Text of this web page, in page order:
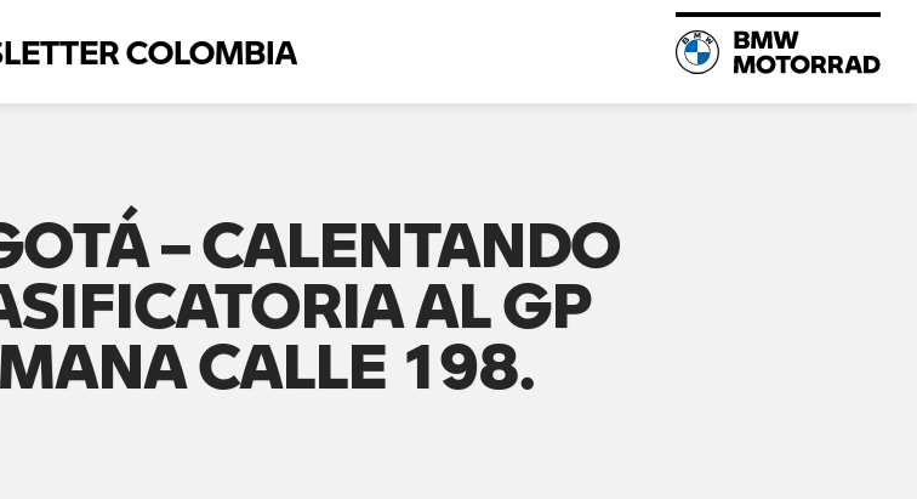
COLOMBIA
– CALENTANDO
AL GP
CALLE 198.